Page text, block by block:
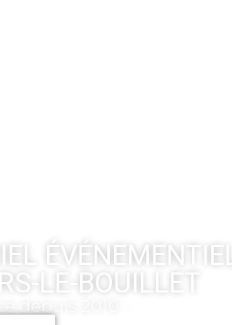
ÉVÉNEMENTIEL
LE-BOUILLET
depuis 2010 -